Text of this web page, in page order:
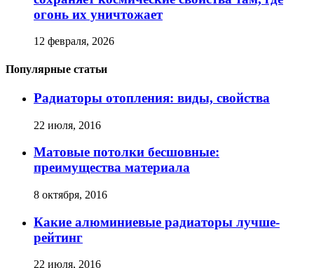
огонь их уничтожает
12 февраля, 2026
Популярные статьи
Радиаторы отопления: виды, свойства
22 июля, 2016
Матовые потолки бесшовные:
преимущества материала
8 октября, 2016
Какие алюминиевые радиаторы лучше-
рейтинг
22 июля, 2016